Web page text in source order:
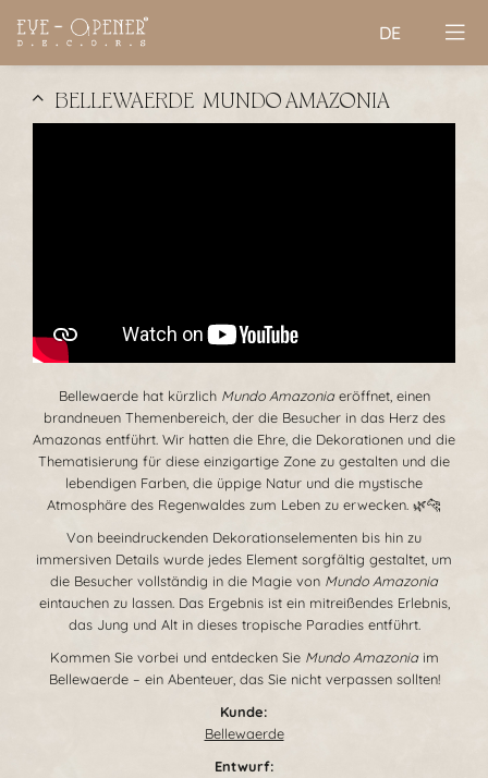
DE
BELLEWAERDE | MUNDO AMAZONIA
Bellewaerde hat kürzlich Mundo Amazoniaeröffnet, einen
brandneuen Themenbereich, der die Besucher in das Herz des
Amazonas entführt. Wir hatten die Ehre, die Dekorationen und die
Thematisierung für diese einzigartige Zone zu gestalten und die
lebendigen Farben, die üppige Natur und die mystische
Atmosphäre des Regenwaldes zum Leben zu erwecken. 🌿🐆
Von beeindruckenden Dekorationselementen bis hin zu
immersiven Details wurde jedes Element sorgfältig gestaltet, um
die Besucher vollständig in die Magie von Mundo Amazonia
eintauchen zu lassen. Das Ergebnis ist ein mitreißendes Erlebnis,
das Jung und Alt in dieses tropische Paradies entführt.
Kommen Sie vorbei und entdecken Sie Mundo Amazoniaim
Bellewaerde – ein Abenteuer, das Sie nicht verpassen sollten!
Kunde:
Bellewaerde
Entwurf: